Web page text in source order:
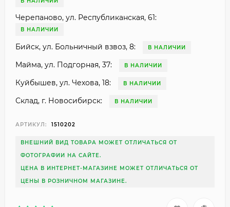
Черепаново, ул. Республиканская, 61:
В НАЛИЧИИ
Бийск, ул. Больничный взвоз, 8: В НАЛИЧИИ
Майма, ул. Подгорная, 37: В НАЛИЧИИ
Куйбышев, ул. Чехова, 18: В НАЛИЧИИ
Склад, г. Новосибирск: В НАЛИЧИИ
АРТИКУЛ: 1510202
ВНЕШНИЙ ВИД ТОВАРА МОЖЕТ ОТЛИЧАТЬСЯ ОТ
ФОТОГРАФИИ НА САЙТЕ.
ЦЕНА В ИНТЕРНЕТ-МАГАЗИНЕ МОЖЕТ ОТЛИЧАТЬСЯ ОТ
ЦЕНЫ В РОЗНИЧНОМ МАГАЗИНЕ.